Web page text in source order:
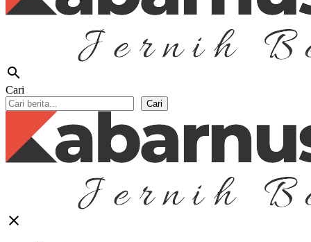
search
Cari
Cari
close